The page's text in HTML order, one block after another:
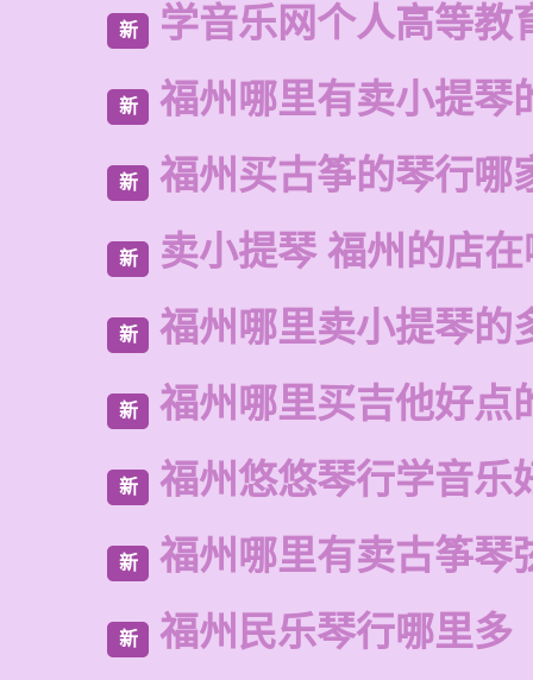
新 学音乐网个人高等教
新 福州哪里有卖小提琴
新 福州买古筝的琴行哪
新 卖小提琴 福州的店
新 福州哪里卖小提琴的
新 福州哪里买吉他好点
新 福州悠悠琴行学音乐
新 福州哪里有卖古筝琴
新 福州民乐琴行哪里多